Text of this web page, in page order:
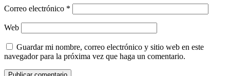
Correo electrónico *
Web
Guardar mi nombre, correo electrónico y sitio web en este
navegador para la próxima vez que haga un comentario.